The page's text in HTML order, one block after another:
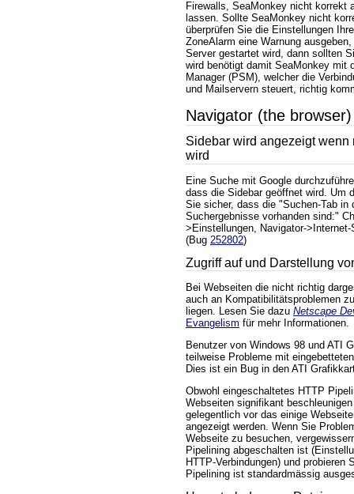
Firewalls, SeaMonkey nicht korrekt
lassen. Sollte SeaMonkey nicht
überprüfen Sie die Einstellungen
ZoneAlarm eine Warnung
Server gestartet wird, dann sollten
wird benötigt damit SeaMonkey mit
Manager (PSM), welcher die
und Mailservern steuert, richtig
Navigator (the browser)
Sidebar wird angezeigt wenn
wird
Eine Suche mit Google
dass die Sidebar geöffnet wird. Um
Sie sicher, dass die "Suchen-Tab in
Suchergebnisse vorhanden sind:"
>Einstellungen, Navigator-
(Bug 252802)
Zugriff auf und Darstellung
Bei Webseiten die nicht richtig
auch an Kompatibilitätsproblemen
liegen. Lesen Sie dazu Netscape
Evangelism für mehr Informationen.
Benutzer von Windows 98 und ATI
teilweise Probleme mit
Dies ist ein Bug in den ATI
Obwohl eingeschaltetes HTTP
Webseiten signifikant
gelegentlich vor das einige
angezeigt werden. Wenn Sie
Webseite zu besuchen,
Pipelining abgeschalten ist
HTTP-Verbindungen) und probieren
Pipelining ist standardmässig